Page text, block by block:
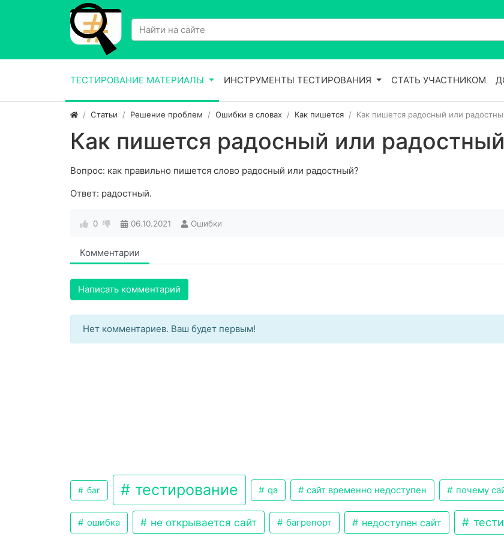
ТЕСТИРОВАНИЕ МАТЕРИАЛЫ ИНСТРУМЕНТЫ ТЕСТИРОВАНИЯ СТАТЬ УЧАСТНИКОМ
Статьи Решение проблем Ошибки в словах Как пишется Как пишется радосный или
Как пишется радосный или радостный
Вопрос: как правильно пишется слово радосный или радостный?
Ответ: радостный.
0 06.10.2021 Ошибки
Комментарии
Написать комментарий
Нет комментариев. Ваш будет первым!
баг тестирование qa сайт временно недоступен почему
ошибка не открывается сайт багрепорт недоступен сайт